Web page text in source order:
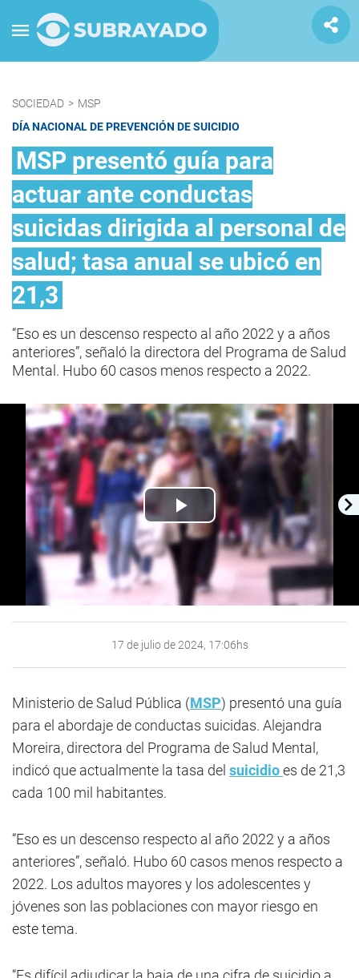
SOCIEDAD > MSP
DÍA NACIONAL DE PREVENCIÓN DE SUICIDIO
MSP presentó guía para
actuar ante conductas
suicidas dirigida al personal de
salud; tasa anual se ubicó en
21,3
“Eso es un descenso respecto al año 2022 y a años
anteriores”, señaló la directora del Programa de Salud
Mental. Hubo 60 casos menos respecto a 2022.
Play
Video
17 de julio de 2024, 17:06hs
Ministerio de Salud Pública (MSP) presentó una guía
para el abordaje de conductas suicidas. Alejandra
Moreira, directora del Programa de Salud Mental,
indicó que actualmente la tasa del suicidioes de 21,3
cada 100 mil habitantes.
“Eso es un descenso respecto al año 2022 y a años
anteriores”, señaló. Hubo 60 casos menos respecto a
2022. Los adultos mayores y los adolescentes y
jóvenes son las poblaciones con mayor riesgo en
este tema.